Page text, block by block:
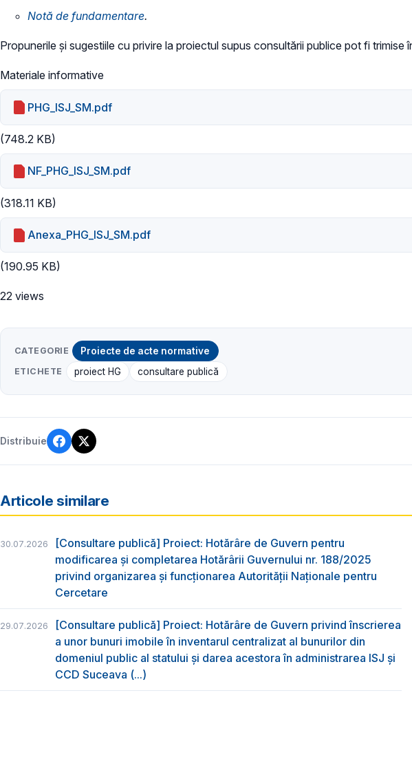
Notă de fundamentare.
Propunerile și sugestiile cu privire la proiectul supus consultării publice pot fi
Materiale informative
PHG_ISJ_SM.pdf
(748.2 KB)
NF_PHG_ISJ_SM.pdf
(318.11 KB)
Anexa_PHG_ISJ_SM.pdf
(190.95 KB)
22 views
CATEGORIE Proiecte de acte normative
ETICHETE proiect HG consultare publică
Distribuie
Articole similare
30.07.2026
[Consultare publică] Proiect: Hotărâre de Guvern pentru
modificarea și completarea Hotărârii Guvernului nr. 188/2025
privind organizarea şi funcţionarea Autorităţii Naţionale pentru
Cercetare
29.07.2026
[Consultare publică] Proiect: Hotărâre de Guvern privind înscrierea
a unor bunuri imobile în inventarul centralizat al bunurilor din
domeniul public al statului și darea acestora în administrarea ISJ și
CCD Suceava (...)